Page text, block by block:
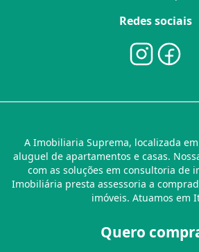
Redes sociais
A Imobiliaria Suprema, localizada
aluguel de apartamentos e casas.
com as soluções em consultoria de
Imobiliária presta assessoria a
imóveis. Atuamos em
Quero